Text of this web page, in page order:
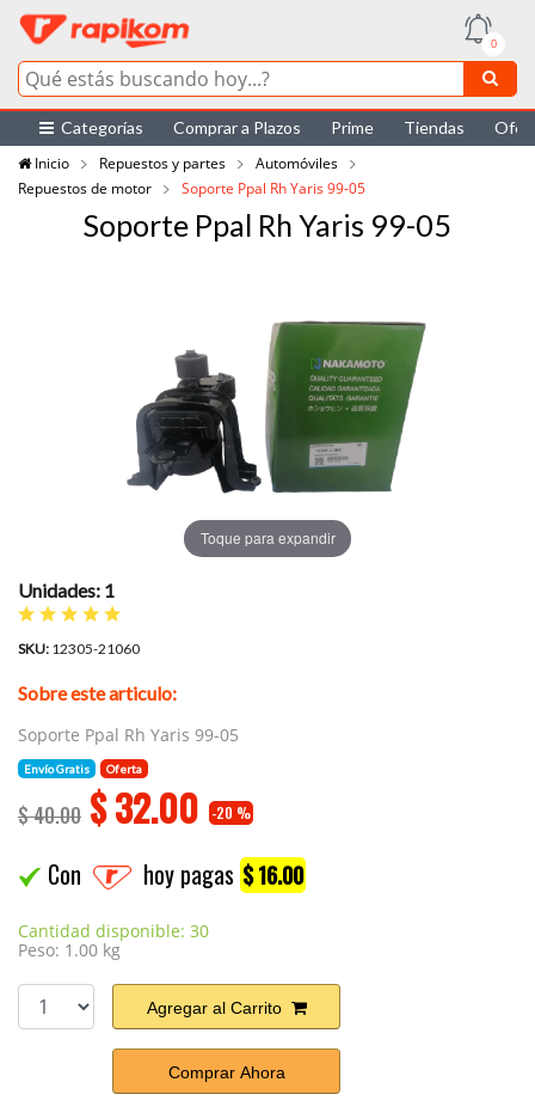
0
Categorías Comprar a Plazos Prime Tiendas
Inicio
Repuestos y partes
Automóviles
Repuestos de motor
Soporte Ppal Rh Yaris 99-05
Soporte Ppal Rh Yaris 99-05
Toque para expandir
Unidades: 1
SKU: 12305-21060
Sobre este articulo:
Soporte Ppal Rh Yaris 99-05
Envío Gratis Oferta
$ 40.00 $32.00 -20 %
Con hoy pagas $ 16.00
Cantidad disponible: 30
Peso: 1.00 kg
Agregar al Carrito
Comprar Ahora